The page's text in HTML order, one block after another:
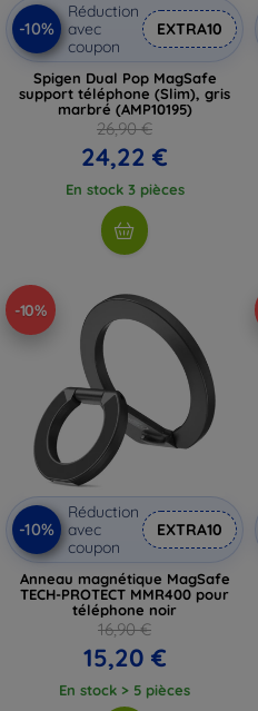
-10%
Réduction
avec
coupon
EXTRA10
Spigen Dual Pop MagSafe
support téléphone (Slim), gris
marbré (AMP10195)
26,90 €
24,22 €
En stock 3 pièces
-10%
-10%
Réduction
avec
coupon
EXTRA10
Anneau magnétique MagSafe
TECH-PROTECT MMR400 pour
téléphone noir
16,90 €
15,20 €
En stock > 5 pièces